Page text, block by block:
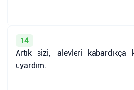
14
Artık sizi, 'alevleri kabardıkça
uyardım.